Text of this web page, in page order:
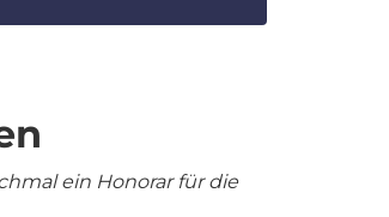
ein Honorar für die